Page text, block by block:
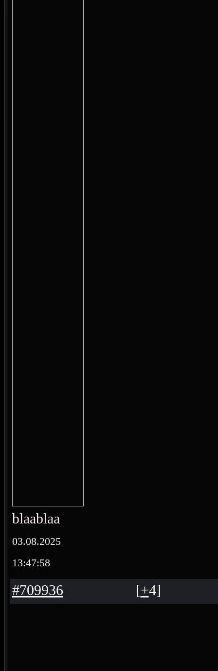
blaablaa
03.08.2025
13:47:58
#709936 [+4]